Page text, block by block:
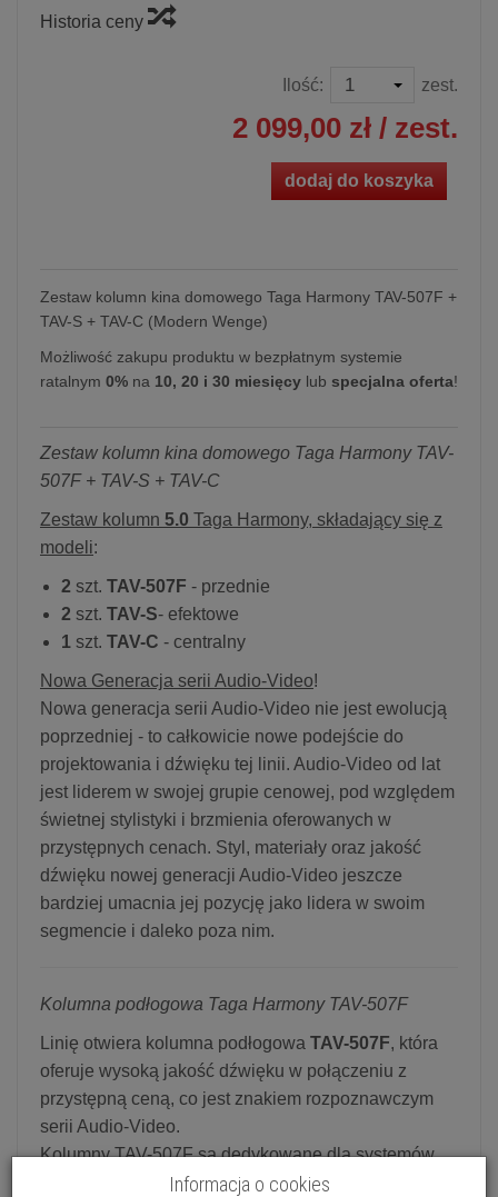
Historia ceny
Ilość: zest.
2 099,00 zł / zest.
dodaj do koszyka
Zestaw kolumn kina domowego Taga Harmony TAV-507F +
TAV-S + TAV-C (Modern Wenge)
Możliwość zakupu produktu w bezpłatnym systemie
ratalnym 0% na 10, 20 i 30 miesięcy lub specjalna oferta!
Zestaw kolumn kina domowego Taga Harmony TAV-
507F + TAV-S + TAV-C
Zestaw kolumn 5.0 Taga Harmony, składający się z
modeli:
2 szt. TAV-507F - przednie
2 szt. TAV-S- efektowe
1 szt. TAV-C - centralny
Nowa Generacja serii Audio-Video!
Nowa generacja serii Audio-Video nie jest ewolucją
poprzedniej - to całkowicie nowe podejście do
projektowania i dźwięku tej linii. Audio-Video od lat
jest liderem w swojej grupie cenowej, pod względem
świetnej stylistyki i brzmienia oferowanych w
przystępnych cenach. Styl, materiały oraz jakość
dźwięku nowej generacji Audio-Video jeszcze
bardziej umacnia jej pozycję jako lidera w swoim
segmencie i daleko poza nim.
Kolumna podłogowa Taga Harmony TAV-507F
Linię otwiera kolumna podłogowa TAV-507F, która
oferuje wysoką jakość dźwięku w połączeniu z
przystępną ceną, co jest znakiem rozpoznawczym
serii Audio-Video.
Kolumny TAV-507F są dedykowane dla systemów
audio stereo i wielokanałowych.
Informacja o cookies